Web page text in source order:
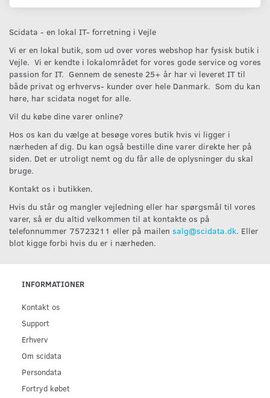
Scidata - en lokal IT- forretning i Vejle
Vi er en lokal butik, som ud over vores webshop har fysisk butik i
Vejle. Vi er kendte i lokalområdet for vores gode service og vores
passion for IT. Gennem de seneste 25+ år har vi leveret IT til
både privat og erhvervs- kunder over hele Danmark. Som du kan
høre, har scidata noget for alle.
Vil du købe dine varer online?
Hos os kan du vælge at besøge vores butik hvis vi ligger i
nærheden af dig. Du kan også bestille dine varer direkte her på
siden. Det er utroligt nemt og du får alle de oplysninger du skal
bruge.
Kontakt os i butikken.
Hvis du står og mangler vejledning eller har spørgsmål til vores
varer, så er du altid velkommen til at kontakte os på
telefonnummer 75723211 eller på mailen salg@scidata.dk. Eller
blot kigge forbi hvis du er i nærheden.
INFORMATIONER
Kontakt os
Support
Erhverv
Om scidata
Persondata
Fortryd købet